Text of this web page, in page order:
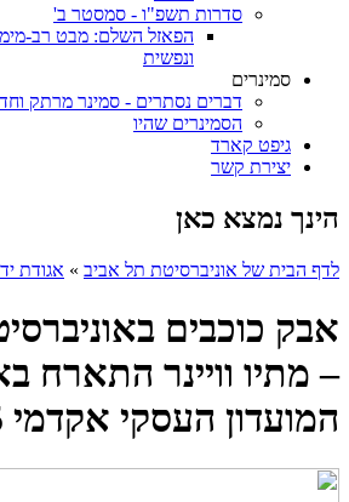
סדרות תשפ"ו - סמסטר ב'
הפאזל השלם: מבט רב-
ונפשית
סמינרים
דברים נסתרים - סמינר מרתק
הסמינרים שהיו
גיפט קארד
יצירת קשר
הינך נמצא כאן
לדף הבית של אוניברסיטת תל אביב » אגודת
אבק כוכבים
– מתיו וויינר התארח
המועדון העסקי אקדמי 21.12.2015